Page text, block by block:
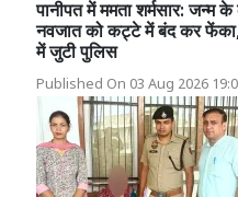
पानीपत में ममता शर्मसार: जन्म
नवजात को कट्टे में बंद कर
में जुटी पुलिस
Published On 03 Aug 2026